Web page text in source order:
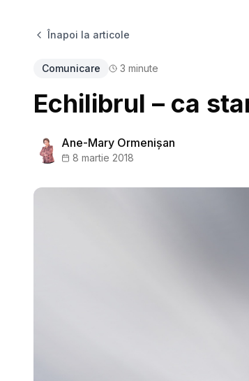
Înapoi la articole
Comunicare 3 minute
Echilibrul – ca
Ane-Mary Ormenişan
8 martie 2018